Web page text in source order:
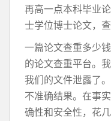
再高一点本科毕业
士学位博士论文，
一篇论文查重多少
的论文查重平台。
我们的文件泄露了
不准确结果。在事
确性和安全性，花